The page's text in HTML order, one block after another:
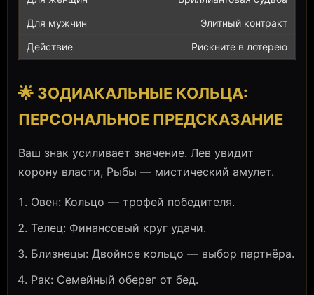
Элитный контракт
Рискните в лотерею
🌟 ЗОДИАКАЛЬНЫЕ КОЛЬЦА:
ПЕРСОНАЛЬНОЕ ПРЕДСКАЗАНИЕ
Ваш знак усиливает значение. Лев увидит
корону власти, Рыбы — мистический амулет.
Овен: Кольцо — трофей победителя.
Телец: Финансовый круг удачи.
Близнецы: Двойное кольцо — выбор партнёра.
Рак: Семейный оберег от бед.